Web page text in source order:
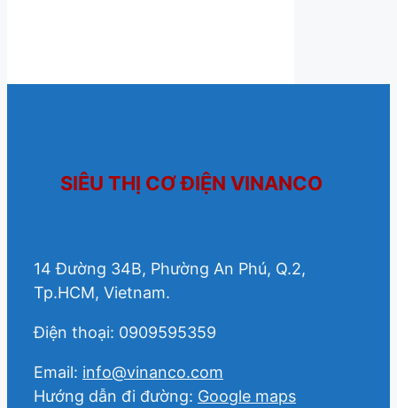
SIÊU THỊ CƠ ĐIỆN VINANCO
14 Đường 34B, Phường An Phú, Q.2,
Tp.HCM, Vietnam.
Điện thoại: 0909595359
Email: info@vinanco.com
Hướng dẫn đi đường: Google maps